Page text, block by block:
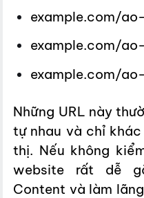
example.com/
example.com/
example.com/
Những URL này
tự nhau và chỉ
thị. Nếu không
website rất dễ
Content và làm